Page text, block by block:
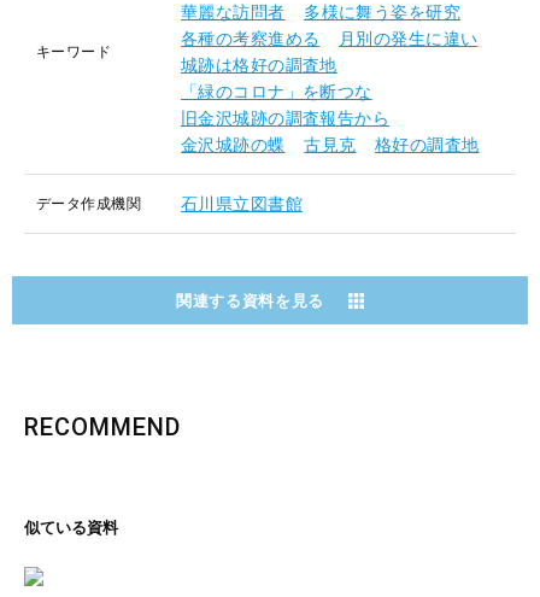
キーワード
華麗な訪問者
多様に舞う姿を研究
各種の考察進める
月別の発生に違い
城跡は格好の調査地
「緑のコロナ」を断つな
旧金沢城跡の調査報告から
金沢城跡の蝶
古見克 格好の調査地
データ作成機関 石川県立図書館
関連する資料を見る
RECOMMEND
似ている資料